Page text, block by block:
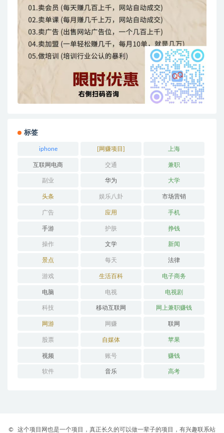
标签
iphone [网赚项目] 上海
互联网电商 交通 兼职
副业 华为 大学
头条 娱乐八卦 市场营销
广告 应用 手机
手游 护肤 挣钱
操作 文学 新闻
景点 每天 法律
游戏 生活百科 电子商务
电脑 电视 电视剧
科技 移动互联网 网上兼职赚钱
网游 网赚 联网
股票 自媒体 苹果
视频 账号 赚钱
软件 音乐 高考
© 这个项目网也是一个项目，真正长久的可以做一辈子的项目，有兴趣联系站